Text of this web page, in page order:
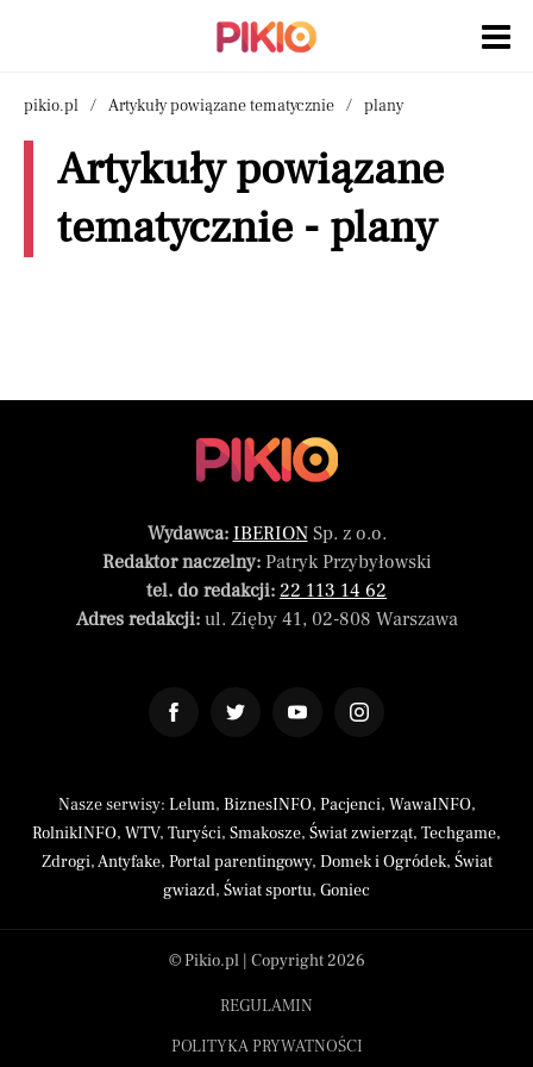
pikio.pl Artykuły powiązane tematycznie plany
Artykuły powiązane
tematycznie - plany
Wydawca: IBERIONSp. z o.o.
Redaktor naczelny:Patryk Przybyłowski
tel. do redakcji: 22 113 14 62
Adres redakcji:ul. Zięby 41, 02-808 Warszawa
Nasze serwisy: Lelum, BiznesINFO, Pacjenci, WawaINFO,
RolnikINFO, WTV, Turyści, Smakosze, Świat zwierząt, Techgame,
Zdrogi,Antyfake, Portal parentingowy, Domek i Ogródek, Świat
gwiazd, Świat sportu, Goniec
© Pikio.pl | Copyright 2026
REGULAMIN
POLITYKA PRYWATNOŚCI